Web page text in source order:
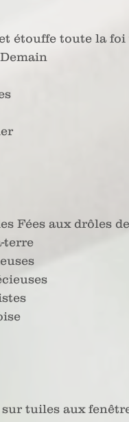
étouffe toute la
Fées aux drôles
terre
tuiles aux